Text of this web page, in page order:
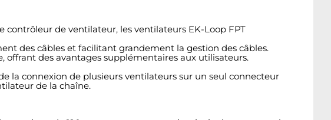
de ventilateur, les ventilateurs EK-Loop FPT
des câbles et facilitant grandement la gestion des câbles.
des avantages supplémentaires aux utilisateurs.
la connexion de plusieurs ventilateurs sur un seul connecteur
de la chaîne.